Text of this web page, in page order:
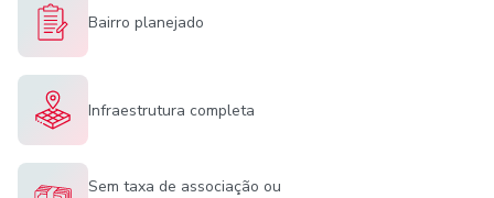
Bairro planejado
Infraestrutura completa
Sem taxa de associação ou